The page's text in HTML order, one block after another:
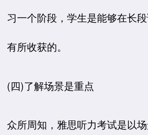
习一个阶段，学生是能够在长
有所收获的。
(四)了解场景是重点
众所周知，雅思听力考试是以